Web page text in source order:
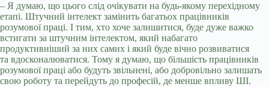
– Я думаю, що цього слід очікувати на будь-якому перехідному
етапі. Штучний інтелект замінить багатьох працівників
розумової праці. І тим, хто хоче залишитися, буде дуже важко
встигати за штучним інтелектом, який набагато
продуктивніший за них самих і який буде вічно розвиватися
та вдосконалюватися. Тому я думаю, що більшість працівників
розумової праці або будуть звільнені, або добровільно залишать
свою роботу та перейдуть до професій, де менше впливу ШІ.